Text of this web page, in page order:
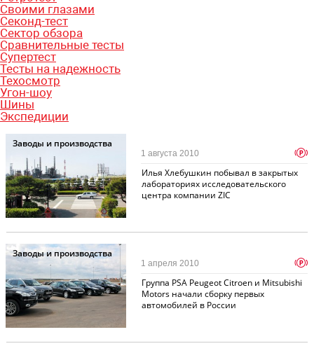
Своими глазами
Секонд-тест
Сектор обзора
Сравнительные тесты
Супертест
Тесты на надежность
Техосмотр
Угон-шоу
Шины
Экспедиции
Заводы и производства
Илья Хлебушкин побывал в закрытых
лабораториях исследовательского
центра компании ZIC
1 августа 2010 p
Заводы и производства
Группа PSA Peugeot Citroen и Mitsubishi
Motors начали сборку первых
автомобилей в России
1 апреля 2010 p